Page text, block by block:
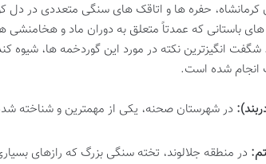
حفره ها و اتاقک های سنگی متعددی در دل
های باستانی که عمدتاً متعلق به دوران ماد و هخامنشی
شگفت انگیزترین نکته در مورد این گوردخمه ها، شیوه
انجام شده است.
در شهرستان صحنه، یکی از مهمترین و شناخته
در منطقه جلالوند، تخته سنگی بزرگ که رازهای